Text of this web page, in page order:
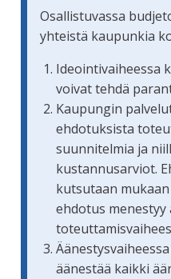
Osallistuvassa
yhteistä kaupunkia
Ideointivaiheessa
voivat tehdä
Kaupungin
ehdotuksista
suunnitelmia ja
kustannusarviot.
kutsutaan
ehdotus menestyy
äänestää kaikki